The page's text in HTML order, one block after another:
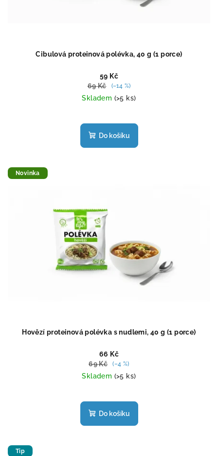
Cibulová proteinová polévka, 40 g (1 porce)
59 Kč
69 Kč
(–14 %)
Skladem (>5 ks)
hodnocení
produktu
Do košíku
Novinka
Hovězí proteinová polévka s nudlemi, 40 g (1 porce)
66 Kč
69 Kč
(–4 %)
Skladem (>5 ks)
hodnocení
produktu
Do košíku
Tip